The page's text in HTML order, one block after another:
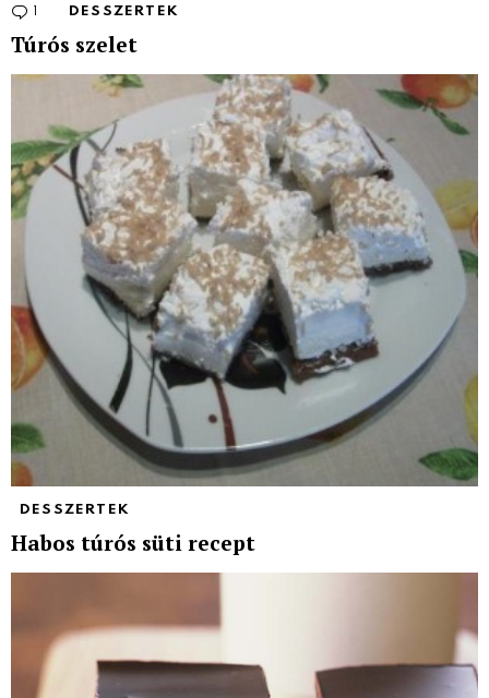
1 Comment
DESSZERTEK
Túrós szelet
DESSZERTEK
Habos túrós süti recept